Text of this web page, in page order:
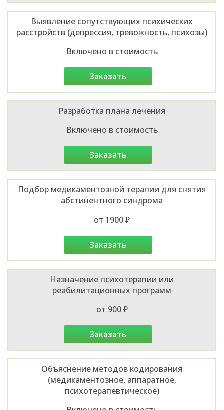
Выявление сопутствующих психических
расстройств (депрессия, тревожность, психозы)
Включено в стоимость
заказать
Разработка плана лечения
Включено в стоимость
заказать
Подбор медикаментозной терапии для снятия
абстинентного синдрома
от 1900 ₽
заказать
Назначение психотерапии или
реабилитационных программ
от 900 ₽
заказать
Объяснение методов кодирования
(медикаментозное, аппаратное,
психотерапевтическое)